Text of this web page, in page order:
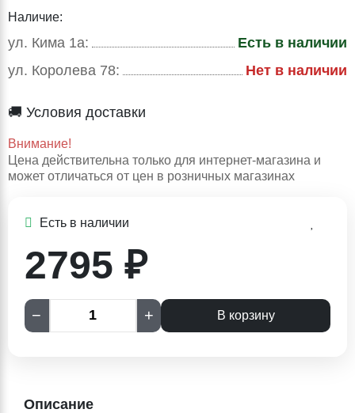
Наличие:
ул. Кима 1а:
Есть в наличии
ул. Королева 78:
Нет в наличии
🚚 Условия доставки
Внимание!
Цена действительна только для интернет-магазина и
может отличаться от цен в розничных магазинах
Есть в наличии
2795 ₽
− + В корзину
Описание